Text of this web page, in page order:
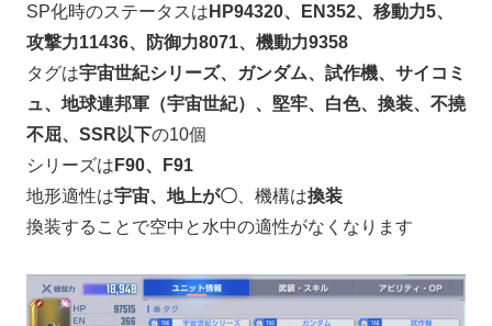
SP化時のステータスは HP94320、EN352、移動力5、
攻撃力11436、防御力8071、機動力9358
タグは宇宙世紀シリーズ、ガンダム、試作機、サイコミ
ュ、地球連邦軍（宇宙世紀）、堅牢、白色、換装、不撓
不屈、SSR以下の10個
シリーズは F90、F91
地形適性は宇宙、地上が〇 、機構は換装
換装することで空中と水中の適性がなくなります